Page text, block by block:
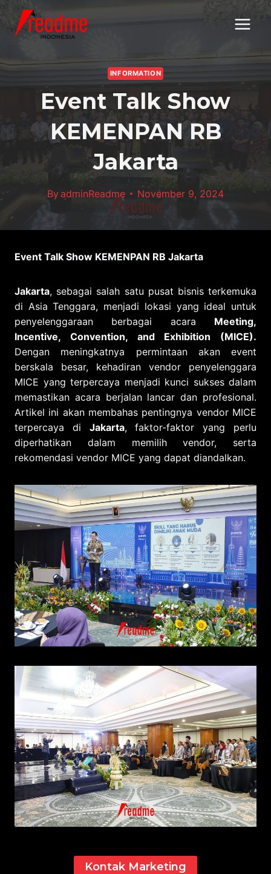
Skip
content
INFORMATION
Event Talk Show
KEMENPAN RB
Jakarta
ByadminReadme November 9, 2024
Event Talk Show KEMENPAN RB Jakarta
Jakarta, sebagai salah satu pusat bisnis terkemuka
di Asia Tenggara, menjadi lokasi yang ideal untuk
penyelenggaraan berbagai acara Meeting,
Incentive, Convention, and Exhibition (MICE).
Dengan meningkatnya permintaan akan event
berskala besar, kehadiran vendor penyelenggara
MICE yang terpercaya menjadi kunci sukses dalam
memastikan acara berjalan lancar dan profesional.
Artikel ini akan membahas pentingnya vendor MICE
terpercaya di Jakarta, faktor-faktor yang perlu
diperhatikan dalam memilih vendor, serta
rekomendasi vendor MICE yang dapat diandalkan.
Kontak Marketing